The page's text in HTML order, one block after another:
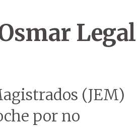
Legal
(JEM)
por no